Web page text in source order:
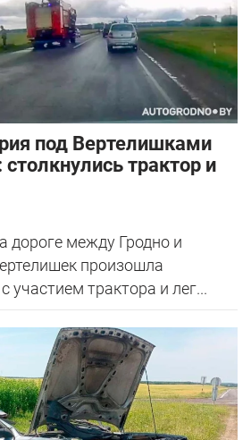
под Вертелишками
трактор и
дороге между Гродно и
произошла
участием трактора и лег...